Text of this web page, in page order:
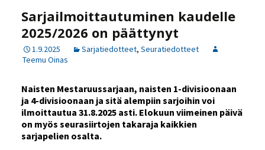
Sarjailmoittautuminen kaudelle
2025/2026 on päättynyt
1.9.2025 Sarjatiedotteet, Seuratiedotteet
Teemu Oinas
Naisten Mestaruussarjaan, naisten 1-divisioonaan
ja 4-divisioonaan ja sitä alempiin sarjoihin voi
ilmoittautua 31.8.2025 asti. Elokuun viimeinen päivä
on myös seurasiirtojen takaraja kaikkien
sarjapelien osalta.